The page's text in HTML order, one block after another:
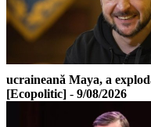
ucraineană Maya, a
[Ecopolitic] - 9/08/2026